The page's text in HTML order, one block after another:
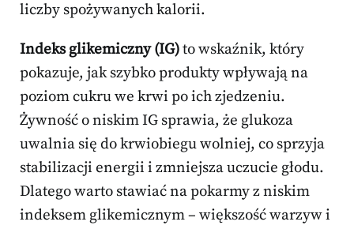
liczby spożywanych kalorii.
Indeks glikemiczny (IG)to wskaźnik, który
pokazuje, jak szybko produkty wpływają na
poziom cukru we krwi po ich zjedzeniu.
Żywność o niskim IG sprawia, że glukoza
uwalnia się do krwiobiegu wolniej, co sprzyja
stabilizacji energii i zmniejsza uczucie głodu.
Dlatego warto stawiać na pokarmy z niskim
indeksem glikemicznym – większość warzyw i